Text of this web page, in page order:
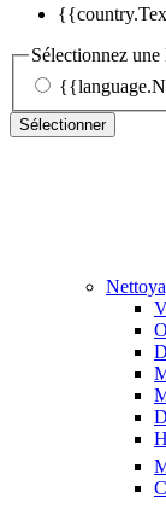
Sélectionnez une
Sélectionner